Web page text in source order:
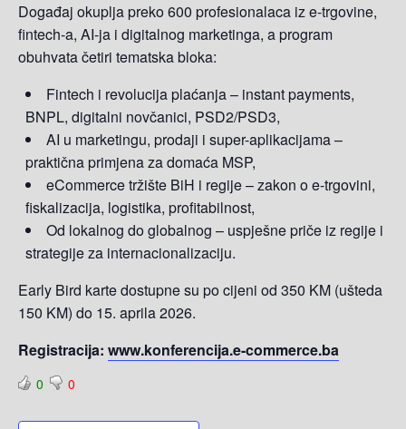
Događaj okuplja preko 600 profesionalaca iz e-trgovine,
fintech-a, AI-ja i digitalnog marketinga, a program
obuhvata četiri tematska bloka:
Fintech i revolucija plaćanja – instant payments,
BNPL, digitalni novčanici, PSD2/PSD3,
AI u marketingu, prodaji i super-aplikacijama –
praktična primjena za domaća MSP,
eCommerce tržište BiH i regije – zakon o e-trgovini,
fiskalizacija, logistika, profitabilnost,
Od lokalnog do globalnog – uspješne priče iz regije i
strategije za internacionalizaciju.
Early Bird karte dostupne su po cijeni od 350 KM (ušteda
150 KM) do 15. aprila 2026.
Registracija: www.konferencija.e-commerce.ba
0 0